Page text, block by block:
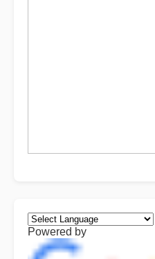
Powered by